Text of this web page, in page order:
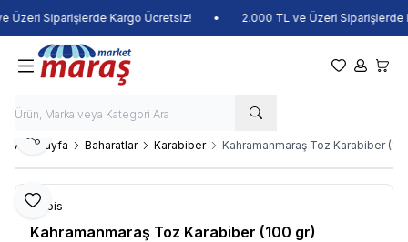
Siparişlerde Kargo Ücretsiz! 2.000 TL ve Üzeri Siparişlerde
Favorilerim
Hesabım
Ana Sayfa Baharatlar Karabiber Kahramanmaraş Toz Karabiber
Favoriye Ekle
Paylaş
Balbis
Kahramanmaraş Toz Karabiber (100 gr)